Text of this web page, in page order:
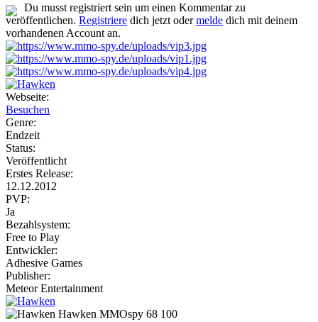
Du musst registriert sein um einen Kommentar zu
veröffentlichen. Registriere dich jetzt odermelde dich mit deinem
vorhandenen Account an.
Webseite:
Besuchen
Genre:
Endzeit
Status:
Veröffentlicht
Erstes Release:
12.12.2012
PVP:
Ja
Bezahlsystem:
Free to Play
Entwickler:
Adhesive Games
Publisher:
Meteor Entertainment
Hawken MMOspy 68 100